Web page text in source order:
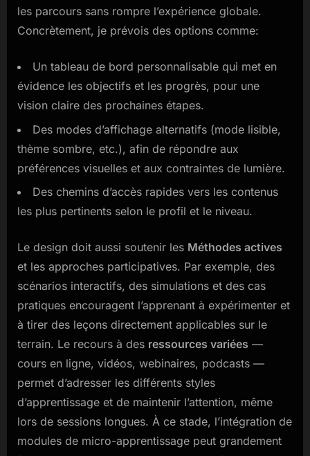
les parcours sans rompre l’expérience globale.
Concrètement, je prévois des options comme:
Un tableau de bord personnalisable qui met en
évidence les objectifs et les progrès, pour une
vision claire des prochaines étapes.
Des modes d’affichage alternatifs (mode lisible,
thème sombre, etc.), afin de répondre aux
préférences visuelles et aux contraintes de lumière.
Des chemins d’accès rapides vers les contenus
les plus pertinents selon le profil et le niveau.
Le design doit aussi soutenir les Méthodes actives
et les approches participatives. Par exemple, des
scénarios interactifs, des simulations et des cas
pratiques encouragent l’apprenant à expérimenter et
à tirer des leçons directement applicables sur le
terrain. Le recours à des ressources variées —
cours en ligne, vidéos, webinaires, podcasts —
permet d’adresser les différents styles
d’apprentissage et de maintenir l’attention, même
lors de sessions longues. À ce stade, l’intégration de
modules de micro-apprentissage peut grandement